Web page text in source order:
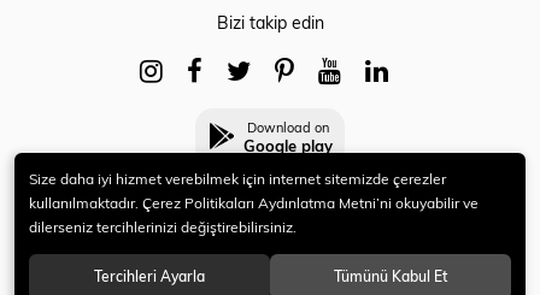
Bizi takip edin
Download on
Google play
© 2021 HERYENİ. Tüm hakları saklıdır.
Size daha iyi hizmet verebilmek için internet sitemizde çerezler
kullanılmaktadır. Çerez Politikaları Aydınlatma Metni’ni okuyabilir ve
dilerseniz tercihlerinizi değiştirebilirsiniz.
Tercihleri Ayarla Tümünü Kabul Et